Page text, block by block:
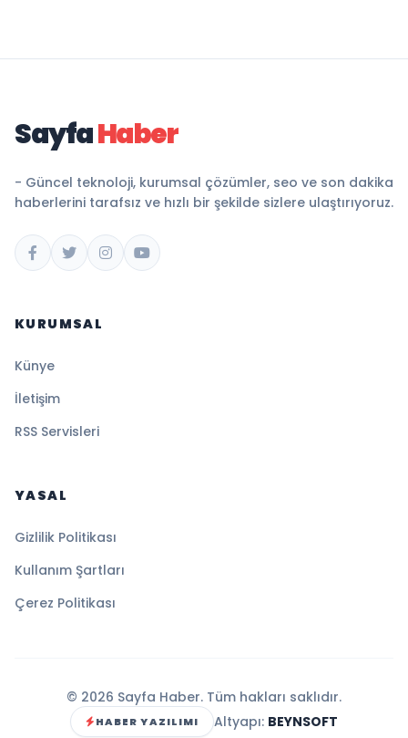
SayfaHaber
- Güncel teknoloji, kurumsal çözümler, seo ve son dakika
haberlerini tarafsız ve hızlı bir şekilde sizlere ulaştırıyoruz.
KURUMSAL
Künye
İletişim
RSS Servisleri
YASAL
Gizlilik Politikası
Kullanım Şartları
Çerez Politikası
© 2026 Sayfa Haber. Tüm hakları saklıdır.
HABER YAZILIMI Altyapı: BEYNSOFT